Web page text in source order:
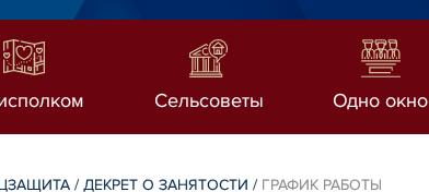
Сельсоветы Одно окно
/ДЕКРЕТ О ЗАНЯТОСТИ / ГРАФИК РАБОТЫ